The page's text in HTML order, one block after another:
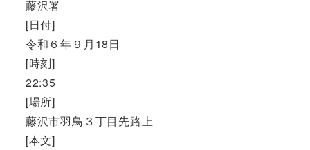
藤沢署
[日付]
令和６年９月18日
[時刻]
22:35
[場所]
藤沢市羽鳥３丁目先路上
[本文]